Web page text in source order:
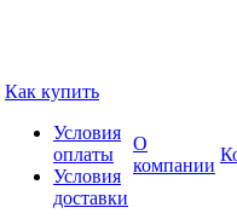
Как купить
Условия
оплаты
Условия
доставки
О
компании